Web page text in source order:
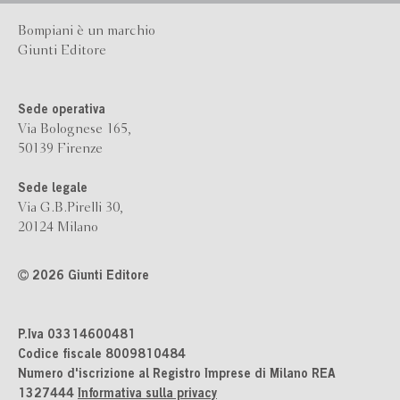
Bompiani è un marchio
Giunti Editore
Sede operativa
Via Bolognese 165,
50139 Firenze
Sede legale
Via G.B.Pirelli 30,
20124 Milano
2026 Giunti Editore
P.Iva 03314600481
Codice fiscale 8009810484
Numero d'iscrizione al Registro Imprese di Milano REA
1327444 Informativa sulla privacy